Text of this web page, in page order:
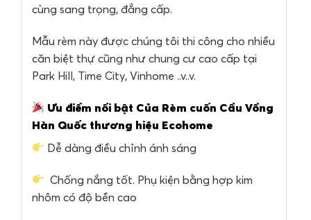
cùng sang trọng, đẳng cấp.
Mẫu rèm này được chúng tôi thi công cho nhiều
căn biệt thự cũng như chung cư cao cấp tại
Park Hill, Time City, Vinhome ..v..v.
Ưu điểm nổi bật Của Rèm cuốn Cầu Vồng
Hàn Quốc thương hiệu Ecohome
Dễ dàng điều chỉnh ánh sáng
Chống nắng tốt. Phụ kiện bằng hợp kim
nhôm có độ bền cao